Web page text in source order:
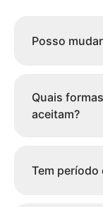
Posso
Quais
aceitam?
Tem